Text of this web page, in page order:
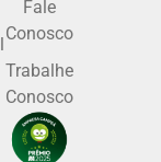
Fale
Conosco
Trabalhe
Conosco